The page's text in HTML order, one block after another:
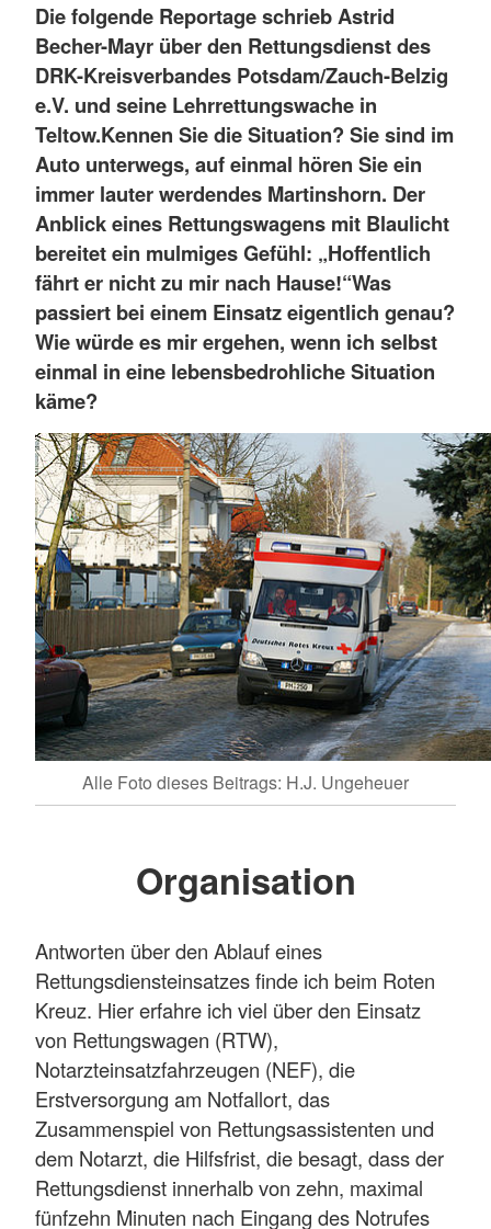
Die folgende Reportage schrieb Astrid
Becher-Mayr über den Rettungsdienst des
DRK-Kreisverbandes Potsdam/Zauch-Belzig
e.V. und seine Lehrrettungswache in
Teltow.Kennen Sie die Situation? Sie sind im
Auto unterwegs, auf einmal hören Sie ein
immer lauter werdendes Martinshorn. Der
Anblick eines Rettungswagens mit Blaulicht
bereitet ein mulmiges Gefühl: „Hoffentlich
fährt er nicht zu mir nach Hause!“Was
passiert bei einem Einsatz eigentlich genau?
Wie würde es mir ergehen, wenn ich selbst
einmal in eine lebensbedrohliche Situation
käme?
Alle Foto dieses Beitrags: H.J. Ungeheuer
Organisation
Antworten über den Ablauf eines
Rettungsdiensteinsatzes finde ich beim Roten
Kreuz. Hier erfahre ich viel über den Einsatz
von Rettungswagen (RTW),
Notarzteinsatzfahrzeugen (NEF), die
Erstversorgung am Notfallort, das
Zusammenspiel von Rettungsassistenten und
dem Notarzt, die Hilfsfrist, die besagt, dass der
Rettungsdienst innerhalb von zehn, maximal
fünfzehn Minuten nach Eingang des Notrufes